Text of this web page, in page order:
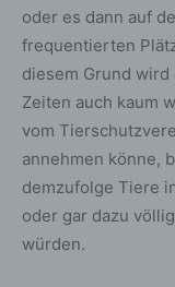
oder es dann auf
frequentierten
diesem Grund
Zeiten auch kaum
vom
annehmen könne,
demzufolge Tiere
oder gar dazu
würden.